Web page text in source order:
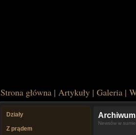
Strona główna | Artykuły | Galeria |
Działy
Z prądem
Archiwum
Newsów w